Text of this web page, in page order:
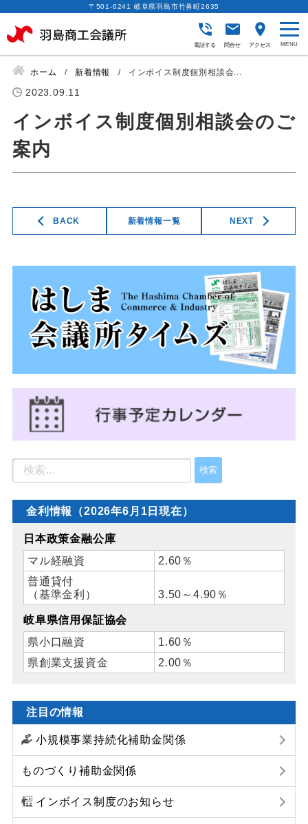
〒501-6241 岐阜県羽島市竹鼻町2635
電話する 問合せ アクセス
ホーム 新着情報 インボイス制度個別相談会...
2023.09.11
インボイス制度個別相談会のご
案内
BACK NEXT
新着情報一覧
金利情報（2026年6月1日現在）
日本政策金融公庫
マル経融資
2.60％
普通貸付
（基準金利）
3.50～4.90％
岐阜県信用保証協会
県小口融資
1.60％
県創業支援資金
2.00％
注目の情報
小規模事業持続化補助金関係
ものづくり補助金関係
インボイス制度のお知らせ